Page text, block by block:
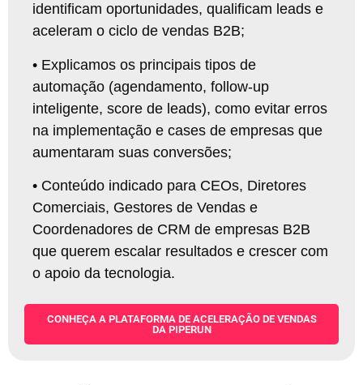
identificam oportunidades, qualificam leads e
aceleram o ciclo de vendas B2B;
• Explicamos os principais tipos de
automação (agendamento, follow-up
inteligente, score de leads), como evitar erros
na implementação e cases de empresas que
aumentaram suas conversões;
• Conteúdo indicado para CEOs, Diretores
Comerciais, Gestores de Vendas e
Coordenadores de CRM de empresas B2B
que querem escalar resultados e crescer com
o apoio da tecnologia.
CONHEÇA A PLATAFORMA DE ACELERAÇÃO DE VENDAS
DA PIPERUN